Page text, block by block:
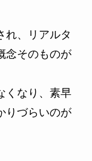
れ、リアルタ
念そのものが
くなり、素早
りづらいのが